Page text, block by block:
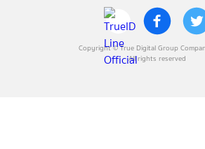
Copyright © True Digital Group
All rights reserved